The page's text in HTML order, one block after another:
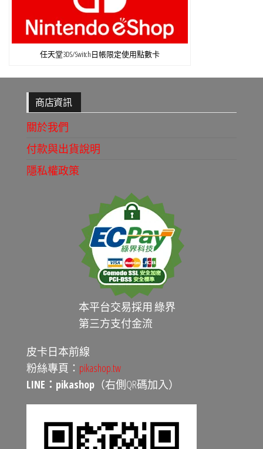
任天堂3DS/Switch日帳限定使用點數卡
商店資訊
關於我們
付款與出貨說明
隱私權政策
本平台交易採用 綠界
第三方支付金流
皮卡日本前線
粉絲專頁： pikashop.tw
LINE：pikashop （右側QR碼加入）